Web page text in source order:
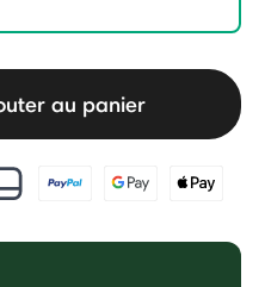
au panier